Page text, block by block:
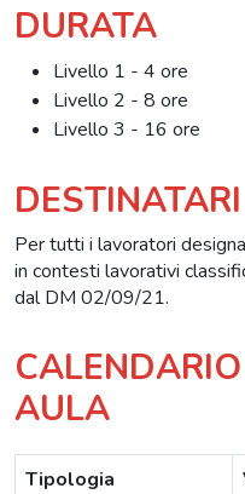
DURATA
Livello 1 - 4 ore
Livello 2 - 8 ore
Livello 3 - 16 ore
DESTINATARI
Per tutti i lavoratori
in contesti lavorativi
dal DM 02/09/21.
AULA
Tipologia